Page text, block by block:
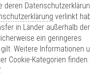
zum
deren
verlinkt
in Länder außerhalb der
ein geringeres
Weitere Informationen
Cookie-Kategorien
.